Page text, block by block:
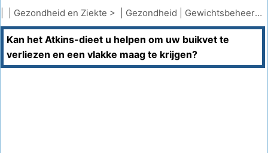
Beten En Steken Kanker
Aandoeningen En Behandelingen Mond- En Tandzorg
Gezondheid en Ziekte > | Gezondheid Gewichtsbeheersing
Kan het Atkins-dieet u helpen om uw buikvet te
verliezen en een vlakke maag te krijgen?